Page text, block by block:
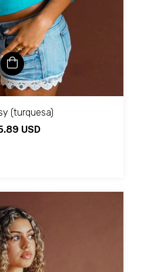
(turquesa)
USD